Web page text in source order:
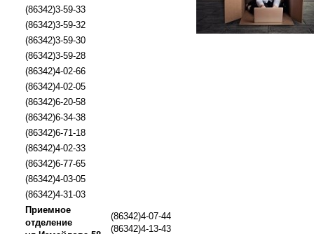
(86342)3-59-33
(86342)3-59-32
(86342)3-59-30
(86342)3-59-28
(86342)4-02-66
(86342)4-02-05
(86342)6-20-58
(86342)6-34-38
(86342)6-71-18
(86342)4-02-33
(86342)6-77-65
(86342)4-03-05
(86342)4-31-03
Приемное
отделение
(86342)4-07-44
(86342)4-13-43